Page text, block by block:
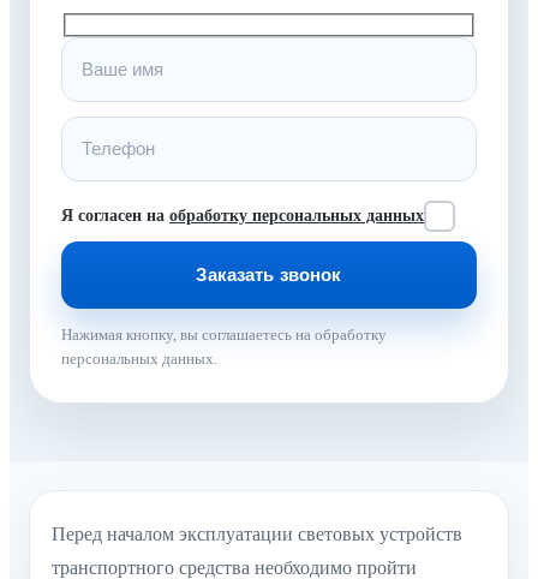
Я согласен на обработку персональных данных
Нажимая кнопку, вы соглашаетесь на обработку
персональных данных.
Перед началом эксплуатации световых устройств
транспортного средства необходимо пройти